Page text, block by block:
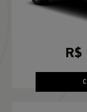
R$